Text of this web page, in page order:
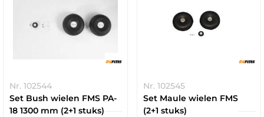
Nr. 102544
Set Bush wielen FMS PA-
18 1300 mm (2+1 stuks)
Nr. 102545
Set Maule wielen FMS
(2+1 stuks)